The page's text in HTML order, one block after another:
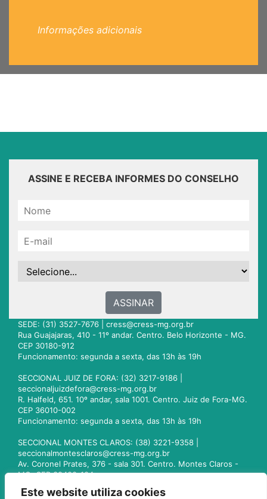
Este website utiliza cookies
Informações adicionais
ASSINE E RECEBA INFORMES DO CONSELHO
ASSINAR
SEDE: (31) 3527-7676 | cress@cress-mg.org.br
Rua Guajajaras, 410 - 11º andar. Centro. Belo Horizonte - MG.
CEP 30180-912
Funcionamento: segunda a sexta, das 13h às 19h
SECCIONAL JUIZ DE FORA: (32) 3217-9186 |
seccionaljuizdefora@cress-mg.org.br
R. Halfeld, 651. 10º andar, sala 1001. Centro. Juiz de Fora-MG.
CEP 36010-002
Funcionamento: segunda a sexta, das 13h às 19h
SECCIONAL MONTES CLAROS: (38) 3221-9358 |
seccionalmontesclaros@cress-mg.org.br
Av. Coronel Prates, 376 - sala 301. Centro. Montes Claros -
MG. CEP 39400-104